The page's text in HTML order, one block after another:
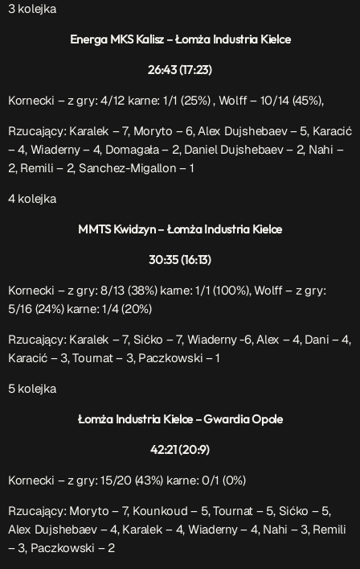
3 kolejka
Energa MKS Kalisz – Łomża Industria Kielce
26:43 (17:23)
Kornecki – z gry: 4/12 karne: 1/1 (25%) , Wolff – 10/14 (45%),
Rzucający: Karalek – 7, Moryto – 6,Alex Dujshebaev – 5, Karacić
– 4, Wiaderny – 4, Domagała – 2, Daniel Dujshebaev – 2, Nahi –
2, Remili – 2, Sanchez-Migallon – 1
4 kolejka
MMTS Kwidzyn – Łomża Industria Kielce
30:35 (16:13)
Kornecki – z gry: 8/13 (38%) karne: 1/1 (100%), Wolff – z gry:
5/16 (24%) karne: 1/4 (20%)
Rzucający: Karalek – 7, Sićko – 7, Wiaderny -6, Alex – 4, Dani – 4,
Karacić – 3, Tournat – 3, Paczkowski – 1
5 kolejka
Łomża Industria Kielce – Gwardia Opole
42:21 (20:9)
Kornecki – z gry: 15/20 (43%) karne: 0/1 (0%)
Rzucający: Moryto – 7, Kounkoud – 5, Tournat – 5, Sićko – 5,
Alex Dujshebaev – 4, Karalek – 4, Wiaderny – 4, Nahi – 3, Remili
– 3, Paczkowski – 2